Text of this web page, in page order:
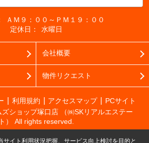
ＡＭ９：００～ＰＭ１９：００
定休日：
水曜日
会社概要
物件リクエスト
利用規約 アクセスマップ
PCサイト
ショップ塚口店 （㈱SKリアルエステー
ト） All rights reserved.
サイト利用状況把握、サービス向上検討を目的と